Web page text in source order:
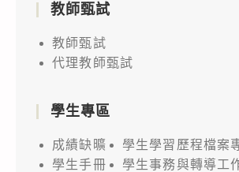
教師甄試
教師甄試
代理教師甄試
學生專區
成績缺曠
學生學習歷程檔案
學生手冊
學生事務與轉導工